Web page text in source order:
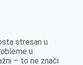
stresan u
u
– to ne znači